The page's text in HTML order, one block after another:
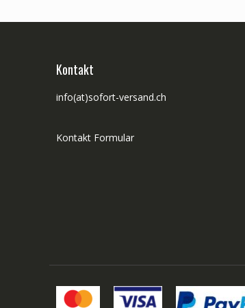
Kontakt
info(at)sofort-versand.ch
Kontakt Formular